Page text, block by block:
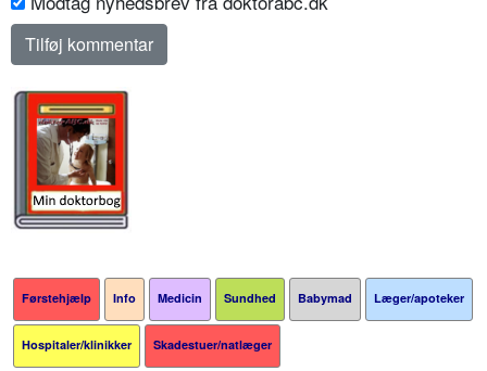
Førstehjælp Info Medicin Sundhed Babymad Læger/apoteker
Hospitaler/klinikker Skadestuer/natlæger